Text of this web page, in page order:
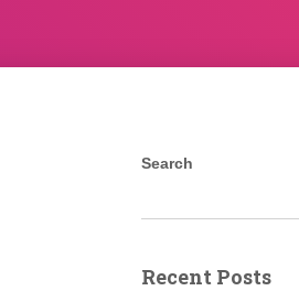
Search
Recent Posts